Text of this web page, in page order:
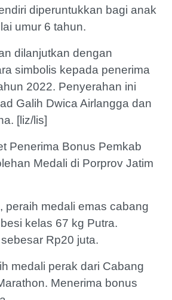
diperuntukkan bagi anak
umur 6 tahun.
dilanjutkan dengan
simbolis kepada penerima
2022. Penyerahan ini
Galih Dwica Airlangga dan
[liz/lis]
Penerima Bonus Pemkab
Medali di Porprov Jatim
peraih medali emas cabang
kelas 67 kg Putra.
Rp20 juta.
medali perak dari Cabang
Menerima bonus